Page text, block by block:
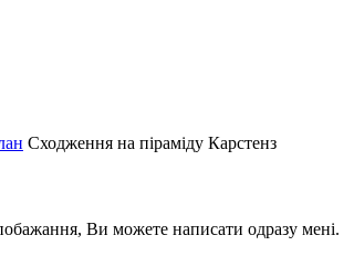
Сходження на піраміду Карстенз
Ви можете написати одразу мені.